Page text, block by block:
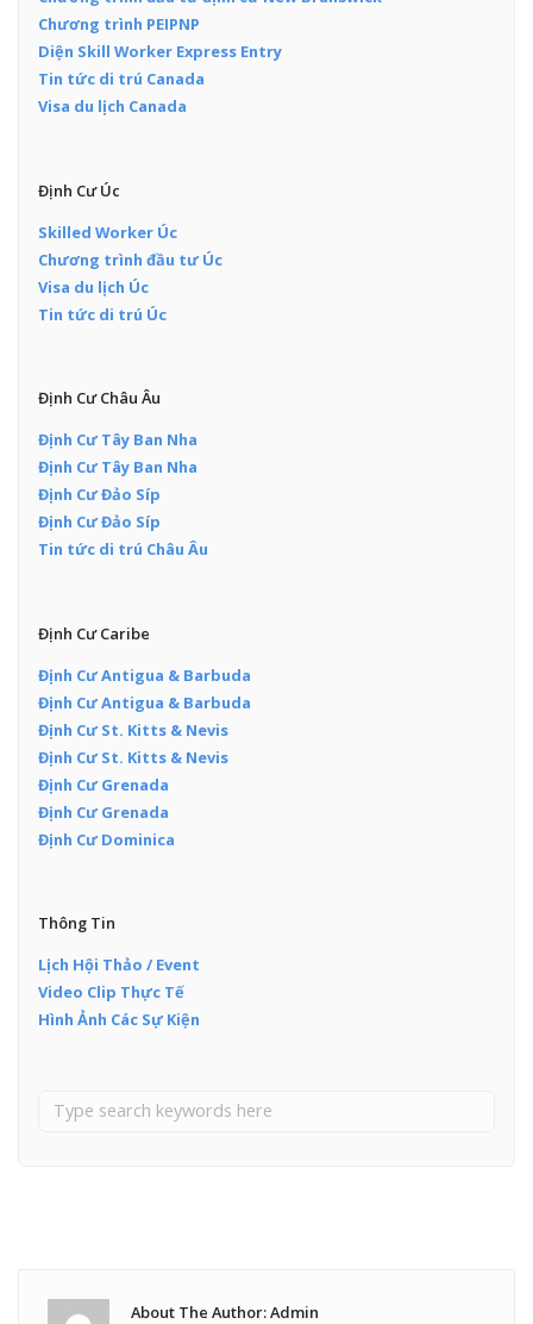
Chương trình PEIPNP
Diện Skill Worker Express Entry
Tin tức di trú Canada
Visa du lịch Canada
Định Cư Úc
Skilled Worker Úc
Chương trình đầu tư Úc
Visa du lịch Úc
Tin tức di trú Úc
Định Cư Châu Âu
Định Cư Tây Ban Nha
Định Cư Tây Ban Nha
Định Cư Đảo Síp
Định Cư Đảo Síp
Tin tức di trú Châu Âu
Định Cư Caribe
Định Cư Antigua & Barbuda
Định Cư Antigua & Barbuda
Định Cư St. Kitts & Nevis
Định Cư St. Kitts & Nevis
Định Cư Grenada
Định Cư Grenada
Định Cư Dominica
Thông Tin
Lịch Hội Thảo / Event
Video Clip Thực Tế
Hình Ảnh Các Sự Kiện
About The Author: Admin